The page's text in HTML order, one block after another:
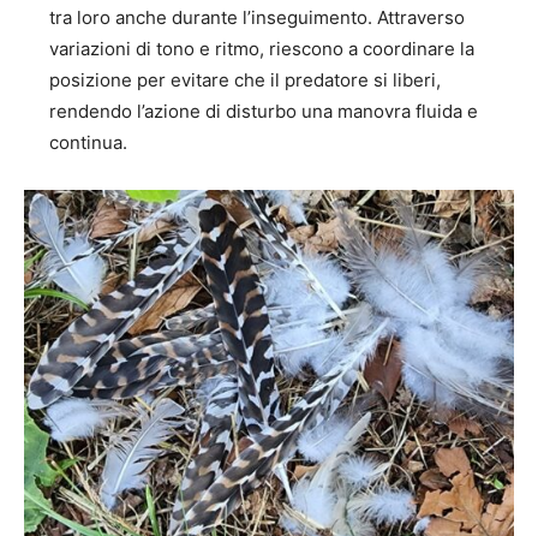
tra loro anche durante l’inseguimento. Attraverso
variazioni di tono e ritmo, riescono a coordinare la
posizione per evitare che il predatore si liberi,
rendendo l’azione di disturbo una manovra fluida e
continua.